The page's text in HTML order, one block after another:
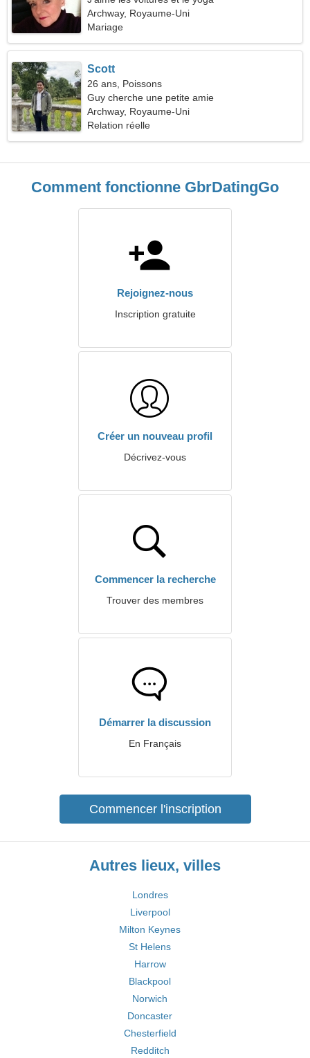
Archway, Royaume-Uni
Mariage
Scott
26 ans, Poissons
Guy cherche une petite amie
Archway, Royaume-Uni
Relation réelle
Comment fonctionne GbrDatingGo
Rejoignez-nous
Inscription gratuite
Créer un nouveau profil
Décrivez-vous
Commencer la recherche
Trouver des membres
Démarrer la discussion
En Français
Commencer l'inscription
Autres lieux, villes
Londres
Liverpool
Milton Keynes
St Helens
Harrow
Blackpool
Norwich
Doncaster
Chesterfield
Redditch